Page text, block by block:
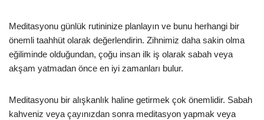
Meditasyonu günlük rutininize planlayın ve bunu herhangi bir
önemli taahhüt olarak değerlendirin. Zihnimiz daha sakin olma
eğiliminde olduğundan, çoğu insan ilk iş olarak sabah veya
akşam yatmadan önce en iyi zamanları bulur.
Meditasyonu bir alışkanlık haline getirmek çok önemlidir. Sabah
kahveniz veya çayınızdan sonra meditasyon yapmak veya